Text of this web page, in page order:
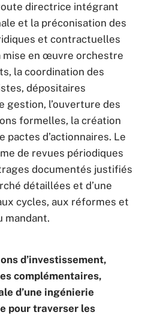
directrice intégrant
et la préconisation des
et contractuelles
mise en œuvre orchestre
la coordination des
dépositaires
gestion, l’ouverture des
formelles, la création
pactes d’actionnaires. Le
de revues périodiques
documentés justifiés
détaillées et d’une
cycles, aux réformes et
mandant.
d’investissement,
complémentaires,
d’une ingénierie
pour traverser les